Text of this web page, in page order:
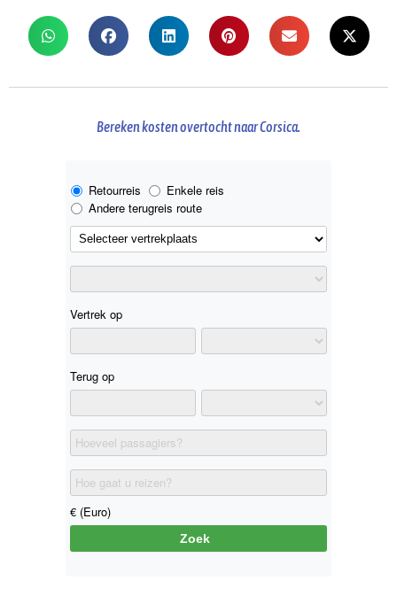
Bereken kosten overtocht naar Corsica.